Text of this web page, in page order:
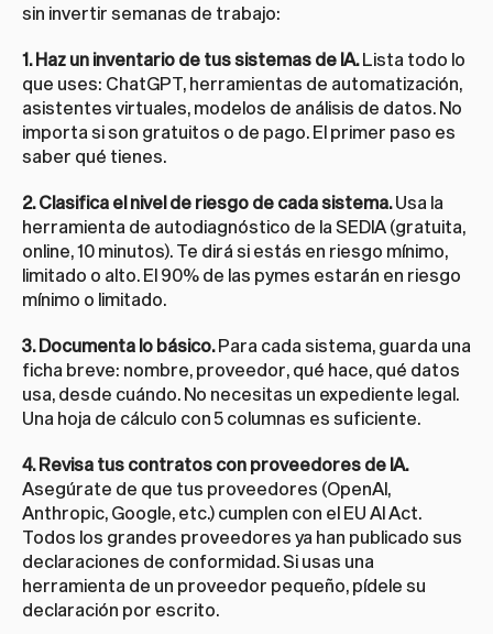
sin invertir semanas de trabajo:
1. Haz un inventario de tus sistemas de IA. Lista todo lo
que uses: ChatGPT, herramientas de automatización,
asistentes virtuales, modelos de análisis de datos. No
importa si son gratuitos o de pago. El primer paso es
saber qué tienes.
2. Clasifica el nivel de riesgo de cada sistema. Usa la
herramienta de autodiagnóstico de la SEDIA (gratuita,
online, 10 minutos). Te dirá si estás en riesgo mínimo,
limitado o alto. El 90% de las pymes estarán en riesgo
mínimo o limitado.
3. Documenta lo básico. Para cada sistema, guarda una
ficha breve: nombre, proveedor, qué hace, qué datos
usa, desde cuándo. No necesitas un expediente legal.
Una hoja de cálculo con 5 columnas es suficiente.
4. Revisa tus contratos con proveedores de IA.
Asegúrate de que tus proveedores (OpenAI,
Anthropic, Google, etc.) cumplen con el EU AI Act.
Todos los grandes proveedores ya han publicado sus
declaraciones de conformidad. Si usas una
herramienta de un proveedor pequeño, pídele su
declaración por escrito.